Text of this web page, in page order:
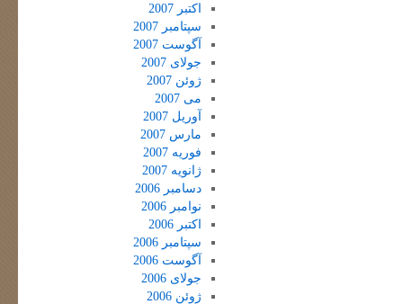
اکتبر 2007
سپتامبر 2007
آگوست 2007
جولای 2007
ژوئن 2007
می 2007
آوریل 2007
مارس 2007
فوریه 2007
ژانویه 2007
دسامبر 2006
نوامبر 2006
اکتبر 2006
سپتامبر 2006
آگوست 2006
جولای 2006
ژوئن 2006